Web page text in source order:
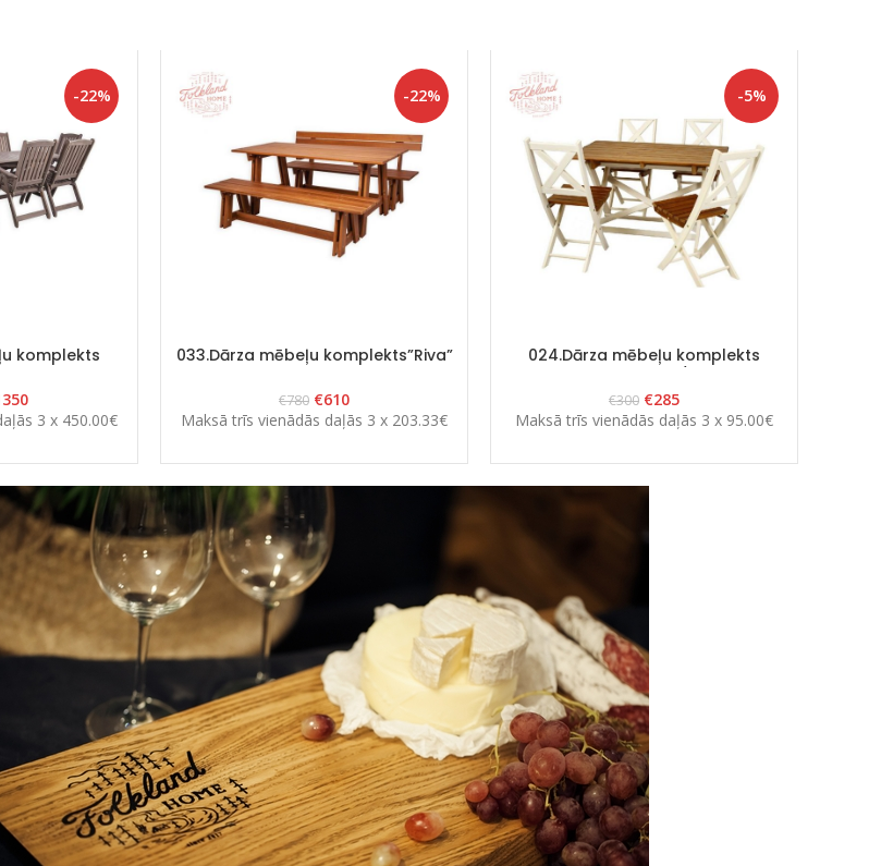
-22%
komplekts
3 x 450.00€
-22%
033.Dārza mēbeļu komplekts”Riva”
€780 €610
Maksā trīs vienādās daļās 3 x 203.33€
-5%
024.Dārza mēbeļu komplekts
€300 €285
Maksā trīs vienādās daļās 3 x 95.00€